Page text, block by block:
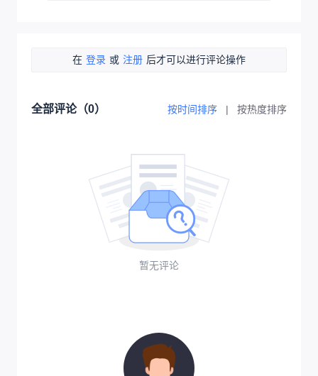
在 登录 或 注册 后才可以进行评论操作
全部评论（0） 按时间排序 | 按热度排序
暂无评论